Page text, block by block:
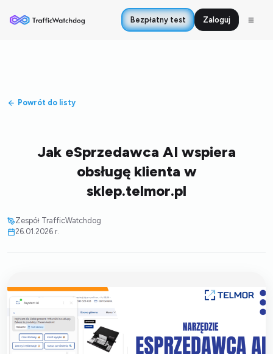
Bezpłatny test Zaloguj
Powrót do listy
Jak eSprzedawca AI wspiera
obsługę klienta w
sklep.telmor.pl
Zespół TrafficWatchdog
26.01.2026 r.